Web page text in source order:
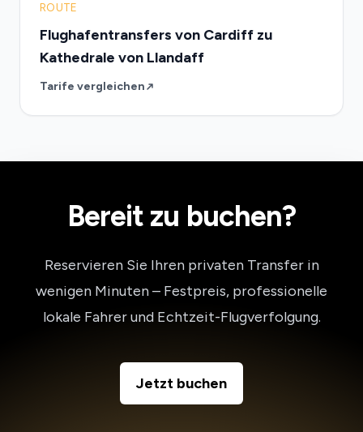
ROUTE
Flughafentransfers von Cardiff zu
Kathedrale von Llandaff
Tarife vergleichen
Bereit zu buchen?
Reservieren Sie Ihren privaten Transfer in
wenigen Minuten – Festpreis, professionelle
lokale Fahrer und Echtzeit-Flugverfolgung.
Jetzt buchen